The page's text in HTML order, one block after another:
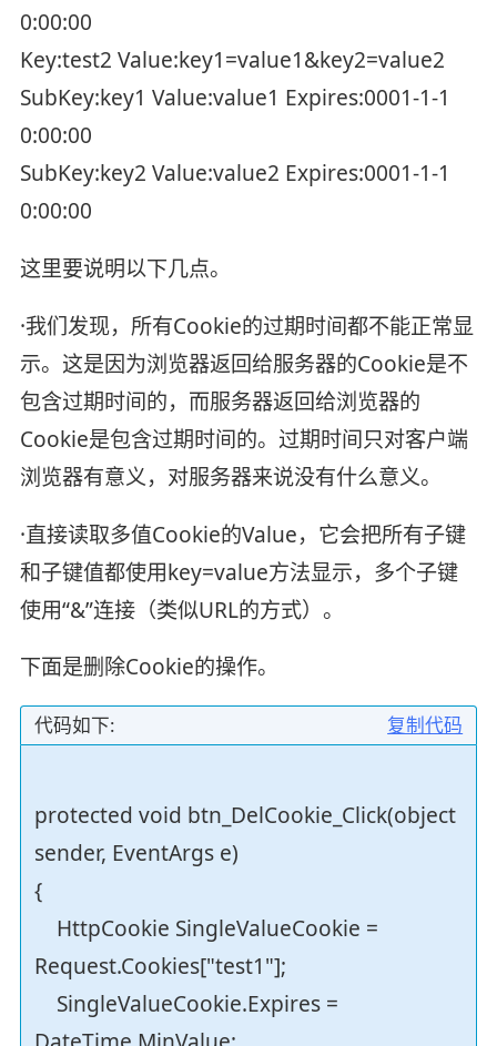
0:00:00
Key:test2 Value:key1=value1&key2=value2
SubKey:key1 Value:value1 Expires:0001-1-1
0:00:00
SubKey:key2 Value:value2 Expires:0001-1-1
0:00:00
这里要说明以下几点。
·我们发现，所有Cookie的过期时间都不能正常显
示。这是因为浏览器返回给服务器的Cookie是不
包含过期时间的，而服务器返回给浏览器的
Cookie是包含过期时间的。过期时间只对客户端
浏览器有意义，对服务器来说没有什么意义。
·直接读取多值Cookie的Value，它会把所有子键
和子键值都使用key=value方法显示，多个子键
使用“&”连接（类似URL的方式）。
下面是删除Cookie的操作。
复制代码
代码如下:
protected void btn_DelCookie_Click(object
sender, EventArgs e)
{
HttpCookie SingleValueCookie =
Request.Cookies["test1"];
SingleValueCookie.Expires =